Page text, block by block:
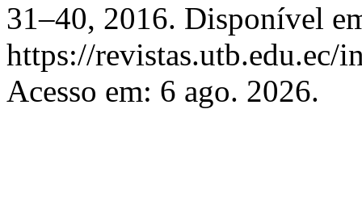
31–40, 2016. Disponível
https://revistas.utb.edu.ec/
Acesso em: 6 ago. 2026.